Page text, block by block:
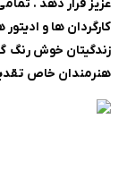
کارگردان ها و
زندگیتان خوش رنگ
هنرمندان خاص